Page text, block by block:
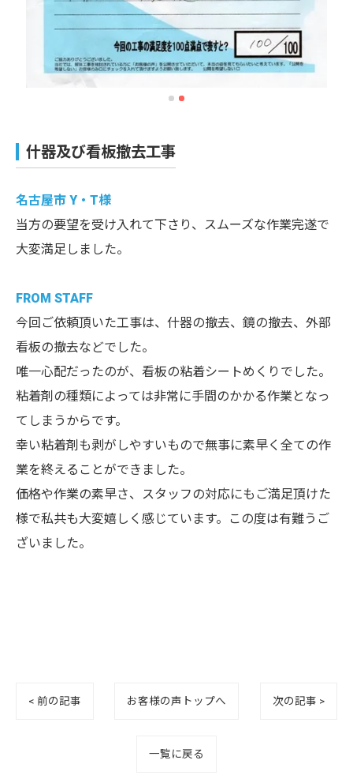
什器及び看板撤去工事
名古屋市 Y・T様
当方の要望を受け入れて下さり、スムーズな作業完遂で
大変満足しました。
FROM STAFF
今回ご依頼頂いた工事は、什器の撤去、鏡の撤去、外部
看板の撤去などでした。
唯一心配だったのが、看板の粘着シートめくりでした。
粘着剤の種類によっては非常に手間のかかる作業となっ
てしまうからです。
幸い粘着剤も剥がしやすいもので無事に素早く全ての作
業を終えることができました。
価格や作業の素早さ、スタッフの対応にもご満足頂けた
様で私共も大変嬉しく感じています。この度は有難うご
ざいました。
< 前の記事 お客様の声トップへ 次の記事 >
一覧に戻る